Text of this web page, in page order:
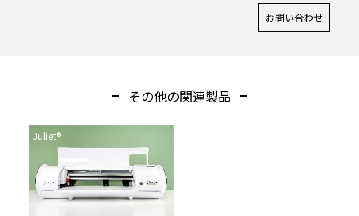
お問い合わせ
その他の関連製品
Juliet®